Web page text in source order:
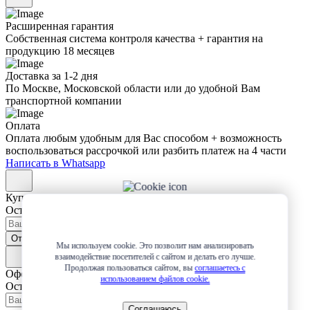
Расширенная гарантия
Собственная система контроля качества + гарантия на
продукцию 18 месяцев
Доставка за 1-2 дня
По Москве, Московской области или до удобной Вам
транспортной компании
Оплата
Оплата любым удобным для Вас способом + возможность
воспользоваться рассрочкой или разбить платеж на 4 части
Написать в Whatsapp
Купить в 1 клик
Оставьте заявку и мы сами свяжемся с вами!
Отправить
Оформление заявки
Оставьте заявку и мы сами свяжемся с вами!
Мы используем cookie. Это позволит нам анализировать
взаимодействие посетителей с сайтом и делать его лучше.
Продолжая пользоваться сайтом, высоглашаетесь с
использованием файлов cookie.